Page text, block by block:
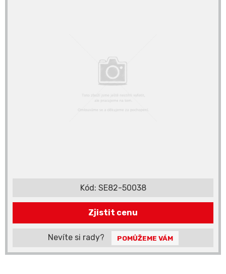
Kód: SE82-50038
Zjistit cenu
Nevíte si rady? POMŮŽEME VÁM